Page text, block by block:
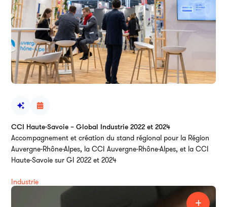
CCI Haute-Savoie – Global Industrie 2022 et 2024
Accompagnement et création du stand régional pour la Région
Auvergne-Rhône-Alpes, la CCI Auvergne-Rhône-Alpes, et la CCI
Haute-Savoie sur GI 2022 et 2024
Industrie